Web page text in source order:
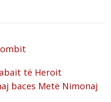
të Heroit
baces Metë Nimonaj